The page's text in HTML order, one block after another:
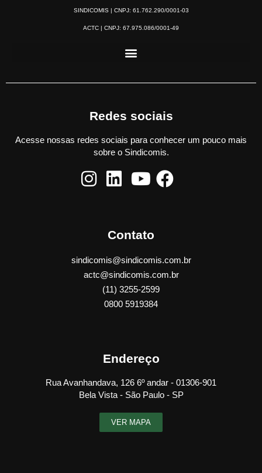
SINDICOMIS | CNPJ: 61.762.290/0001-03
ACTC | CNPJ: 67.975.086/0001-49
Redes sociais
Acesse nossas redes sociais para conhecer um pouco mais
sobre o Sindicomis.
Contato
sindicomis@sindicomis.com.br
actc@sindicomis.com.br
(11) 3255-2599
0800 5919384
Endereço
Rua Avanhandava, 126 6º andar - 01306-901
Bela Vista - São Paulo - SP
VER MAPA